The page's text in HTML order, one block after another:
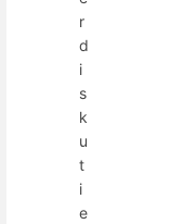
r
d
i
s
k
u
t
i
e